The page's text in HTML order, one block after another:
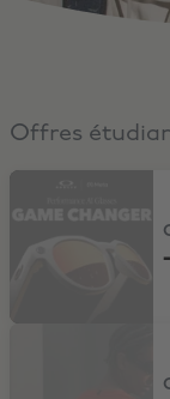
Offres
-10% sur Oakley Meta